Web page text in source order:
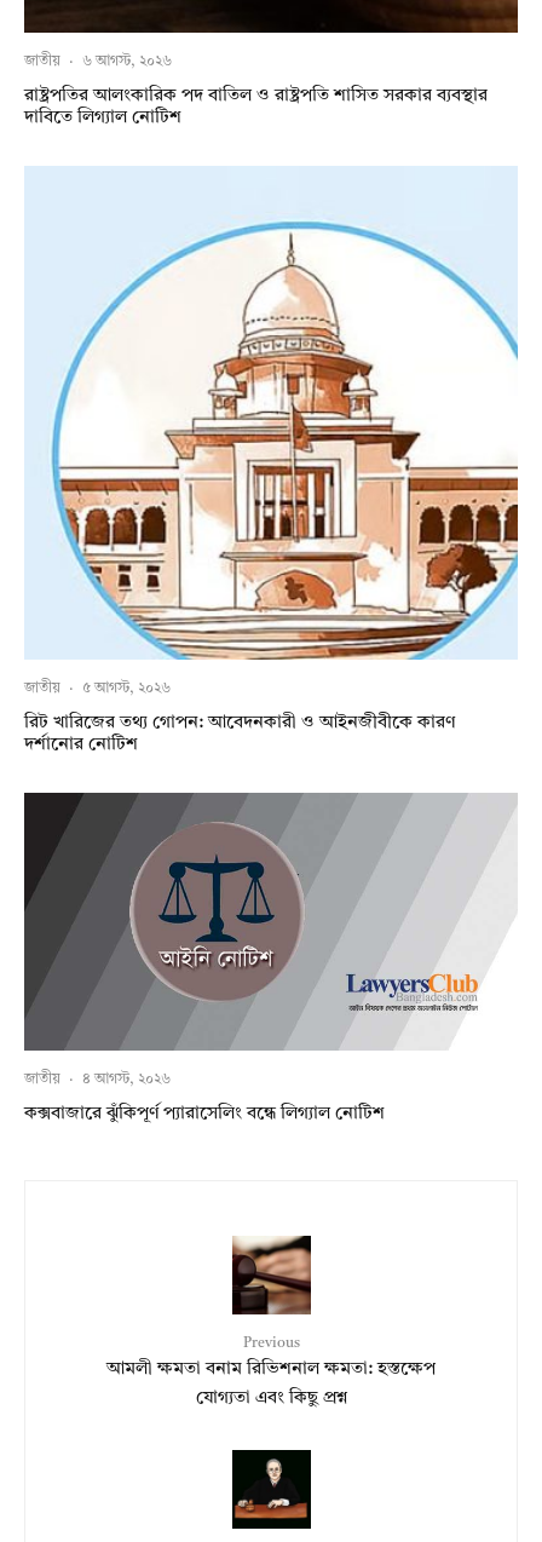
জাতীয় · ৬ আগস্ট, ২০২৬
রাষ্ট্রপতির আলংকারিক পদ বাতিল ও রাষ্ট্রপতি শাসিত সরকার ব্যবস্থার
দাবিতে লিগ্যাল নোটিশ
জাতীয় · ৫ আগস্ট, ২০২৬
রিট খারিজের তথ্য গোপন: আবেদনকারী ও আইনজীবীকে কারণ
দর্শানোর নোটিশ
জাতীয় · ৪ আগস্ট, ২০২৬
কক্সবাজারে ঝুঁকিপূর্ণ প্যারাসেলিং বন্ধে লিগ্যাল নোটিশ
Previous
আমলী ক্ষমতা বনাম রিভিশনাল ক্ষমতা: হস্তক্ষেপ
যোগ্যতা এবং কিছু প্রশ্ন